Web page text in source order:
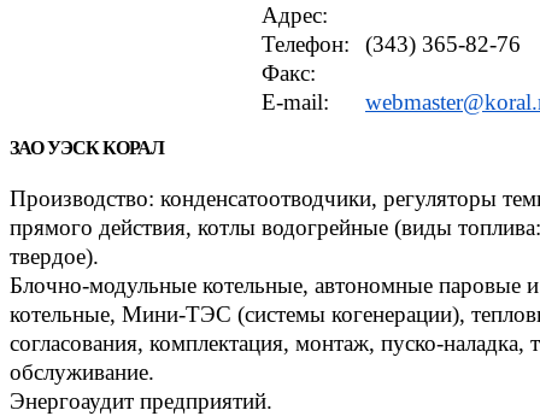
Адрес:
Телефон:
(343) 365-82-76
Факс:
E-mail:
ЗАО УЭСК КОРАЛ
Производство: конденсатоотводчики, регуляторы
прямого действия, котлы водогрейные (виды
твердое).
Блочно-модульные котельные, автономные паровые
котельные, Мини-ТЭС (системы когенерации),
согласования, комплектация, монтаж, пуско-наладка,
обслуживание.
Энергоаудит предприятий.